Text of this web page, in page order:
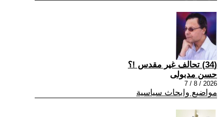
(34) تحالف غير مقدس !؟
حسن مدبولى
2026 / 8 / 7
مواضيع وابحاث سياسية